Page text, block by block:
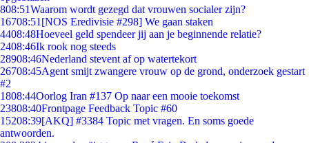
808:51Waarom wordt gezegd dat vrouwen socialer zijn?
16708:51 [NOS Eredivisie #298] We gaan staken
4408:48Hoeveel geld spendeer jij aan je beginnende relatie?
2408:46Ik rook nog steeds
28908:46Nederland stevent af op watertekort
26708:45Agent smijt zwangere vrouw op de grond, onderzoek gestart
#2
1808:44Oorlog Iran #137 Op naar een mooie toekomst
23808:40Frontpage Feedback Topic #60
15208:39[AKQ] #3384 Topic met vragen. En soms goede
antwoorden.